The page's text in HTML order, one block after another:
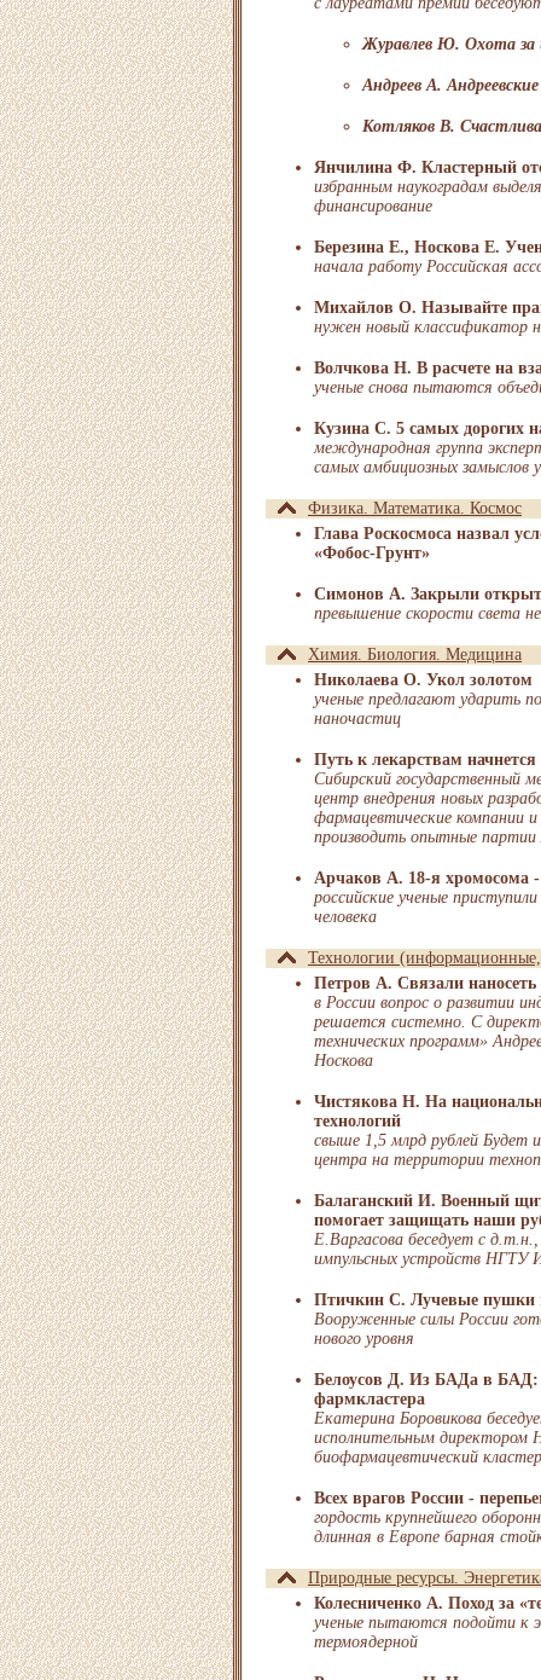
Журавлев Ю. Охота за
Андреев А.
Котляков В.
Янчилина Ф. Кластерный
избранным наукоградам
финансирование
Березина Е., Носкова Е.
начала работу Российская
Михайлов О. Называйте
нужен новый классификатор
Волчкова Н. В расчете на
ученые снова пытаются
Кузина С. 5 самых дорогих
международная группа
самых амбициозных замыслов
Физика. Математика. Космос
Глава Роскосмоса назвал
«Фобос-Грунт»
Симонов А. Закрыли
превышение скорости света
Химия. Биология. Медицина
Николаева О. Укол золотом
ученые предлагают ударить
наночастиц
Путь к лекарствам начнется
Сибирский государственный
центр внедрения новых
фармацевтические компании и
производить опытные партии
Арчаков А. 18-я хромосома
российские ученые
человека
Технологии
Петров А. Связали наносеть
в России вопрос о развитии
решается системно. С
технических программ»
Носкова
Чистякова Н. На
технологий
свыше 1,5 млрд рублей Будет
центра на территории
Балаганский И. Военный
помогает защищать наши
Е.Варгасова беседует с
импульсных устройств НГТУ
Птичкин С. Лучевые пушки
Вооруженные силы России
нового уровня
Белоусов Д. Из БАДа в БАД:
фармкластера
Екатерина Боровикова
исполнительным директором
биофармацевтический
Всех врагов России -
гордость крупнейшего
длинная в Европе барная
Природные ресурсы.
Колесниченко А. Поход за
ученые пытаются подойти к
термоядерной